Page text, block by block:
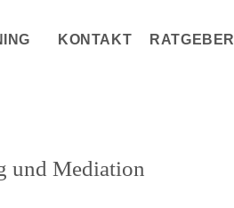
KONTAKT RATGEBER
und Mediation